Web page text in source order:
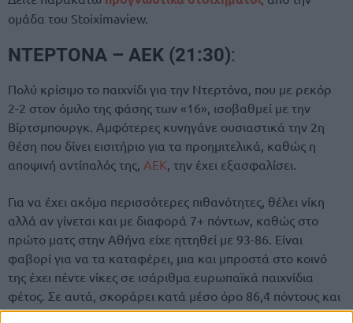
ομάδα του Stoiximaview.
ΝΤΕΡΤΟΝΑ – ΑΕΚ (21:30):
Πολύ κρίσιμο το παιχνίδι για την Ντερτόνα, που με ρεκόρ
2-2 στον όμιλο της φάσης των «16», ισοβαθμεί με την
Βίρτσμπουργκ. Αμφότερες κυνηγάνε ουσιαστικά την 2η
θέση που δίνει εισιτήριο για τα προημιτελικά, καθώς η
αποψινή αντίπαλός της, ΑΕΚ, την έχει εξασφαλίσει.
Για να έχει ακόμα περισσότερες πιθανότητες, θέλει νίκη
αλλά αν γίνεται και με διαφορά 7+ πόντων, καθώς στο
πρώτο ματς στην Αθήνα είχε ηττηθεί με 93-86. Είναι
φαβορί για να τα καταφέρει, μια και μπροστά στο κοινό
της έχει πέντε νίκες σε ισάριθμα ευρωπαϊκά παιχνίδια
φέτος. Σε αυτά, σκοράρει κατά μέσο όρο 86,4 πόντους και
επιτρέπει 74,6, αριθμοί που επιβεβαιώνουν την επιλογή